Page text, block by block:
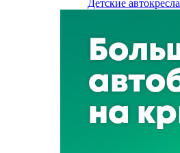
Детские автокресла